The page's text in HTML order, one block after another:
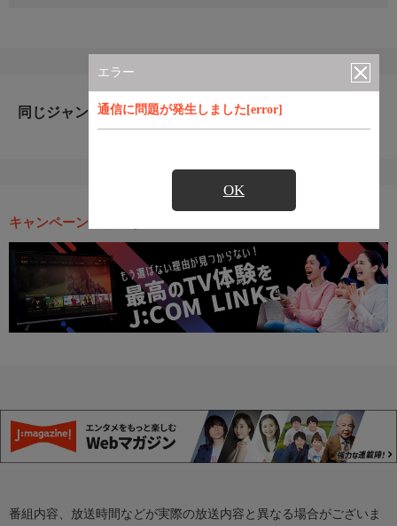
エラー
通信に問題が発生しました[error]
OK
同じジャンルのおすすめ番組
キャンペーン・お得な情報
番組内容、放送時間などが実際の放送内容と異なる場合がございま